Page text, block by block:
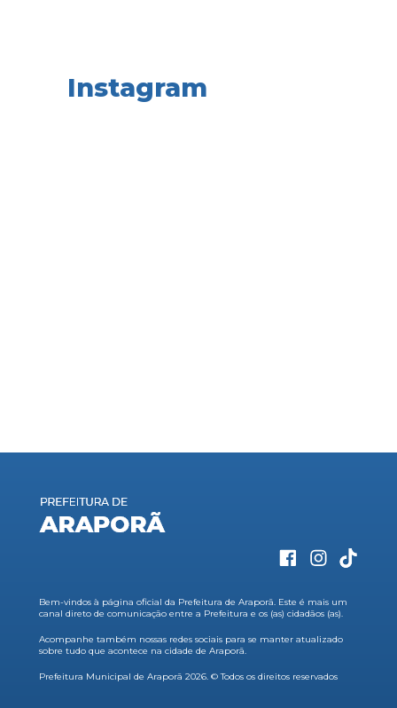
Instagram
Bem-vindos à página oficial da Prefeitura de Araporã. Este é mais um
canal direto de comunicação entre a Prefeitura e os (as) cidadãos (as).
Acompanhe também nossas redes sociais para se manter atualizado
sobre tudo que acontece na cidade de Araporã.
Prefeitura Municipal de Araporã 2026. © Todos os direitos reservados